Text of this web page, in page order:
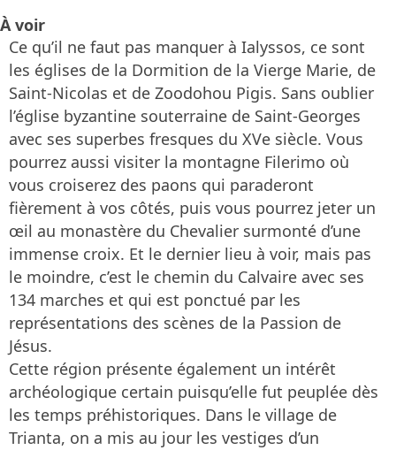
À voir
Ce qu’il ne faut pas manquer à Ialyssos, ce sont
les églises de la Dormition de la Vierge Marie, de
Saint-Nicolas et de Zoodohou Pigis. Sans oublier
l’église byzantine souterraine de Saint-Georges
avec ses superbes fresques du XVe siècle. Vous
pourrez aussi visiter la montagne Filerimo où
vous croiserez des paons qui paraderont
fièrement à vos côtés, puis vous pourrez jeter un
œil au monastère du Chevalier surmonté d’une
immense croix. Et le dernier lieu à voir, mais pas
le moindre, c’est le chemin du Calvaire avec ses
134 marches et qui est ponctué par les
représentations des scènes de la Passion de
Jésus.
Cette région présente également un intérêt
archéologique certain puisqu’elle fut peuplée dès
les temps préhistoriques. Dans le village de
Trianta, on a mis au jour les vestiges d’un